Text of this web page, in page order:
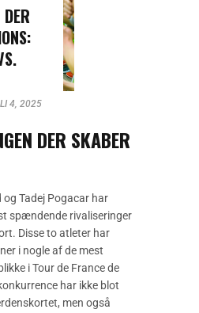
4, 2025
DER SKABER
Tadej Pogacar har
spændende rivaliseringer
Disse to atleter har
i nogle af de mest
i Tour de France de
har ikke blot
men også